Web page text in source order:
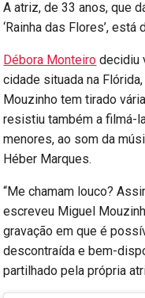
A atriz, de 33 anos, que
‘Rainha das Flores’, está
Débora Monteiro decidiu
cidade situada na
Mouzinho tem tirado
resistiu também a filmá-
menores, ao som da
Héber Marques.
“Me chamam louco?
escreveu Miguel
gravação em que é
descontraída e bem-
partilhado pela própria